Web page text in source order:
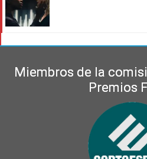
Miembros de la
Premios